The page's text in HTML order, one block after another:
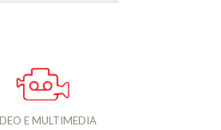
E MULTIMEDIA